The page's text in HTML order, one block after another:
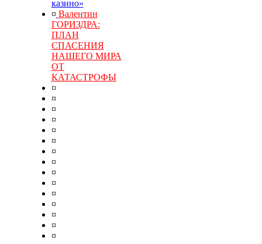
казино»
¤ Валентин
ГОРИЗДРА:
ПЛАН
СПАСЕНИЯ
НАШЕГО МИРА
ОТ
КАТАСТРОФЫ
¤
¤
¤
¤
¤
¤
¤
¤
¤
¤
¤
¤
¤
¤
¤